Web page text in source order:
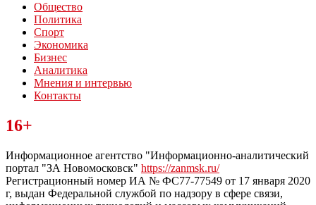
Общество
Политика
Спорт
Экономика
Бизнес
Аналитика
Мнения и интервью
Контакты
Читайте последние новости дня в Тульской области на сайте
“ЗаНовомосковск”
16+
Информационное агентство "Информационно-аналитический
портал "ЗА Новомосковск" https://zanmsk.ru/
Регистрационный номер ИА № ФС77-77549 от 17 января 2020
г, выдан Федеральной службой по надзору в сфере связи,